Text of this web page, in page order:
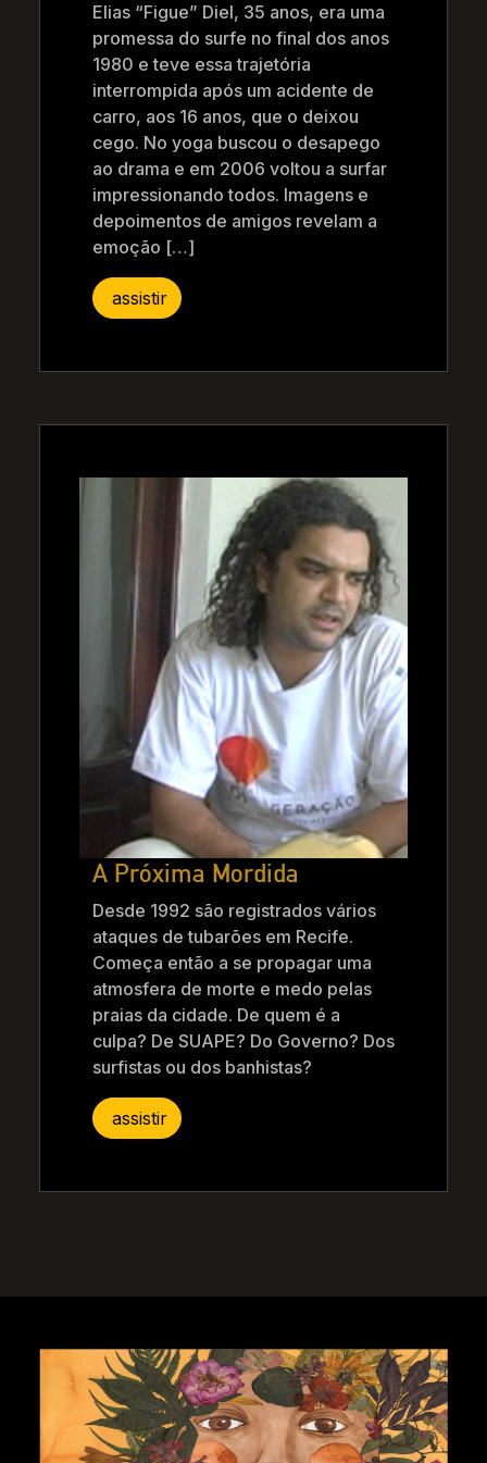
Elias “Figue” Diel, 35 anos, era uma
promessa do surfe no final dos anos
1980 e teve essa trajetória
interrompida após um acidente de
carro, aos 16 anos, que o deixou
cego. No yoga buscou o desapego
ao drama e em 2006 voltou a surfar
impressionando todos. Imagens e
depoimentos de amigos revelam a
emoção […]
assistir
A Próxima Mordida
Desde 1992 são registrados vários
ataques de tubarões em Recife.
Começa então a se propagar uma
atmosfera de morte e medo pelas
praias da cidade. De quem é a
culpa? De SUAPE? Do Governo? Dos
surfistas ou dos banhistas?
assistir